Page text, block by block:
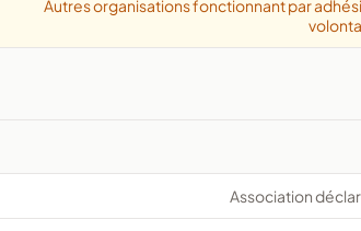
Autres organisations fonctionnant par
Association